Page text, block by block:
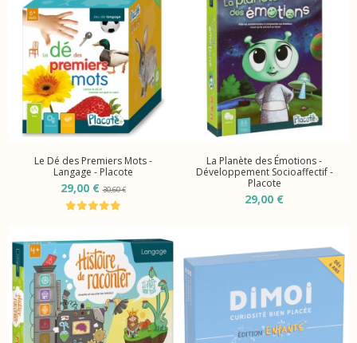
Le Dé des Premiers Mots -
Langage - Placote
29,00 €30,60 €
La Planète des Émotions -
Développement Socioaffectif -
Placote
29,00 €